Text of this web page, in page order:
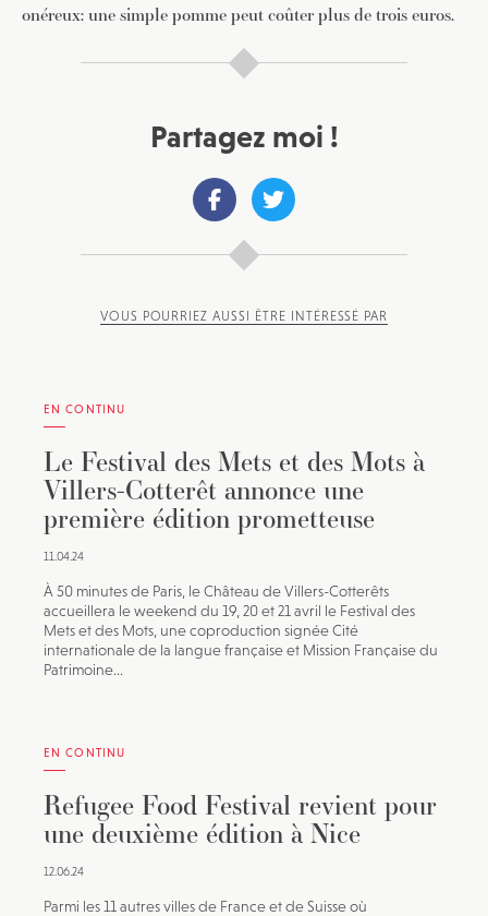
onéreux: une simple pomme peut coûter plus de trois euros.
Partagez moi !
VOUS POURRIEZ AUSSI ÊTRE INTÉRESSÉ PAR
EN CONTINU
Le Festival des Mets et des Mots à
Villers-Cotterêt annonce une
première édition prometteuse
11.04.24
À 50 minutes de Paris, le Château de Villers-Cotterêts
accueillera le weekend du 19, 20 et 21 avril le Festival des
Mets et des Mots, une coproduction signée Cité
internationale de la langue française et Mission Française du
Patrimoine...
EN CONTINU
Refugee Food Festival revient pour
une deuxième édition à Nice
12.06.24
Parmi les 11 autres villes de France et de Suisse où